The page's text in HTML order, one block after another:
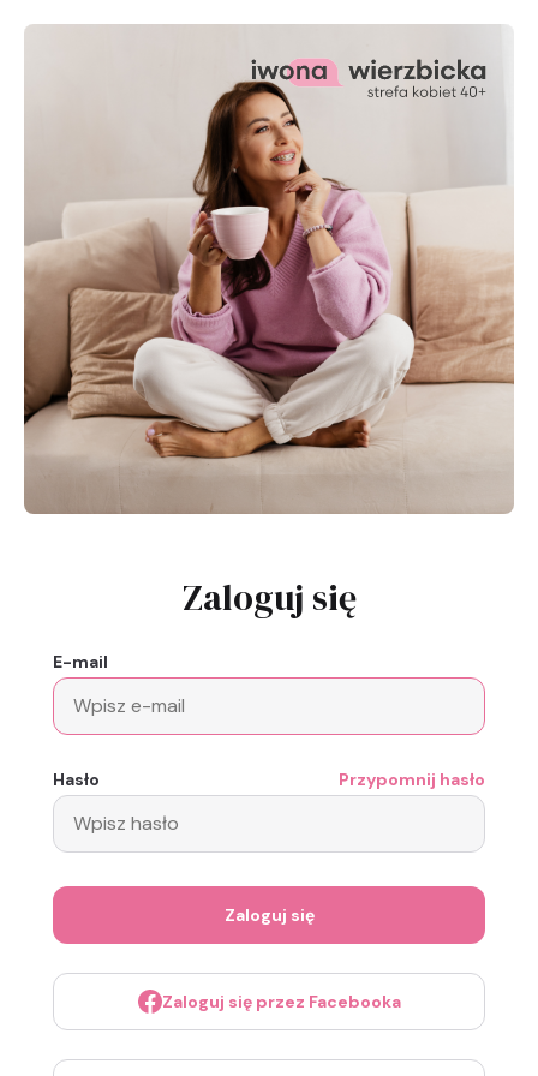
Zaloguj się
E-mail
Hasło Przypomnij hasło
Zaloguj się
Zaloguj się przez Facebooka